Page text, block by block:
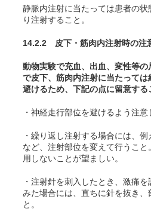
静脈内注射に当たっては患者の状
り注射すること。
14.2.2 皮下・筋肉内注射時の注
動物実験で充血、出血、変性等
で皮下、筋肉内注射に当たって
避けるため、下記の点に留意する
・神経走行部位を避けるよう注意
・繰り返し注射する場合には、
など、注射部位を変えて行うこ
用しないことが望ましい。
・注射針を刺入したとき、激痛
みた場合には、直ちに針を抜き、
と。